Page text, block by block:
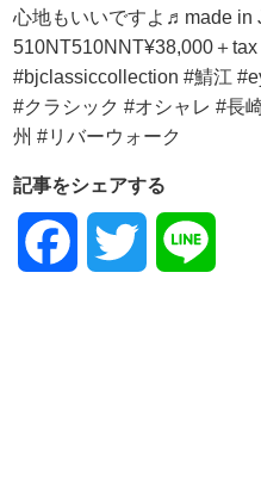
記事をシェアする
Facebook Twitter